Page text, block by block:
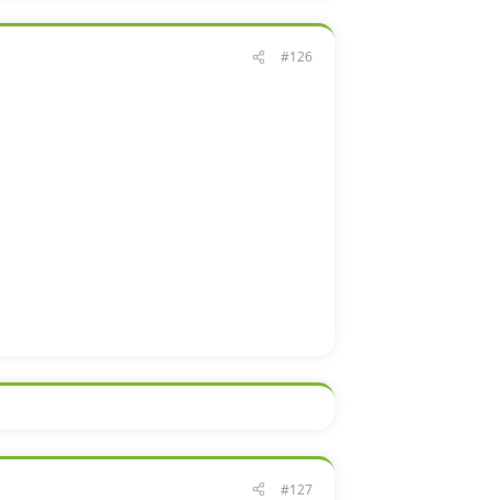
#126
#127